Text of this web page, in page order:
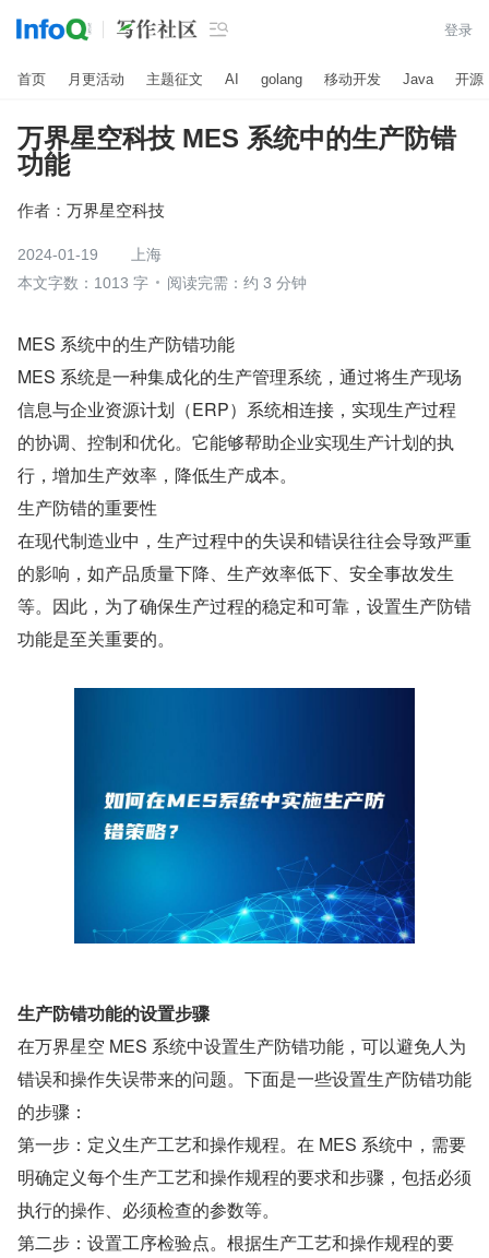
 登录
首页 月更活动 主题征文 AI golang 移动开发 Java 开源
万界星空科技 MES 系统中的生产防错
功能
作者： 万界星空科技
2024-01-19
上海
本文字数：1013 字
阅读完需：约 3 分钟
MES 系统中的生产防错功能
MES 系统是一种集成化的生产管理系统，通过将生产现场
信息与企业资源计划（ERP）系统相连接，实现生产过程
的协调、控制和优化。它能够帮助企业实现生产计划的执
行，增加生产效率，降低生产成本。
生产防错的重要性
在现代制造业中，生产过程中的失误和错误往往会导致严重
的影响，如产品质量下降、生产效率低下、安全事故发生
等。因此，为了确保生产过程的稳定和可靠，设置生产防错
功能是至关重要的。
生产防错功能的设置步骤
在万界星空 MES 系统中设置生产防错功能，可以避免人为
错误和操作失误带来的问题。下面是一些设置生产防错功能
的步骤：
第一步：定义生产工艺和操作规程。在 MES 系统中，需要
明确定义每个生产工艺和操作规程的要求和步骤，包括必须
执行的操作、必须检查的参数等。
第二步：设置工序检验点。根据生产工艺和操作规程的要